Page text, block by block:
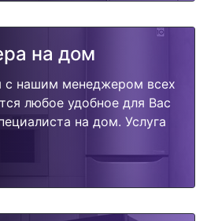
на дом
с нашим менеджером всех
любое удобное для Вас
на дом. Услуга